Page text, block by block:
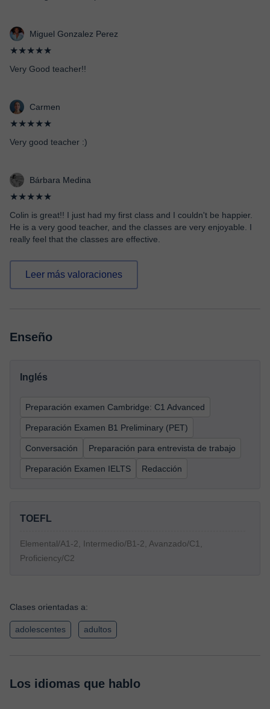
Miguel Gonzalez Perez
★★★★★
Very Good teacher!!
Carmen
★★★★★
Very good teacher :)
Bárbara Medina
★★★★★
Colin is great!! I just had my first class and I couldn't be happier.
He is a very good teacher, and the classes are very enjoyable. I
really feel that the classes are effective.
Leer más valoraciones
Enseño
Inglés
Preparación examen Cambridge: C1 Advanced
Preparación Examen B1 Preliminary (PET)
Conversación Preparación para entrevista de trabajo
Preparación Examen IELTS Redacción
TOEFL
Elemental/A1-2, Intermedio/B1-2, Avanzado/C1,
Proficiency/C2
Clases orientadas a:
adolescentes adultos
Los idiomas que hablo